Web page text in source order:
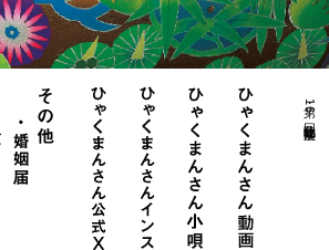
・第16回北陸物産展